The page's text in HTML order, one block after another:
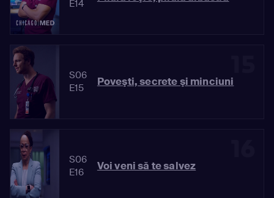
E14
S06
E15
Poveşti, secrete şi minciuni
S06
E16
Voi veni să te salvez